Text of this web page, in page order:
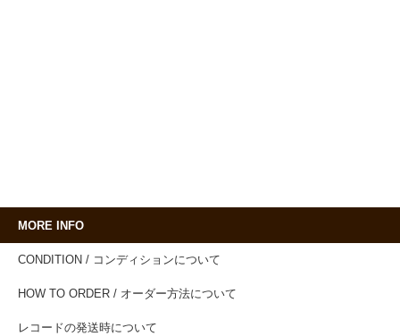
MORE INFO
CONDITION / コンディションについて
HOW TO ORDER / オーダー方法について
レコードの発送時について